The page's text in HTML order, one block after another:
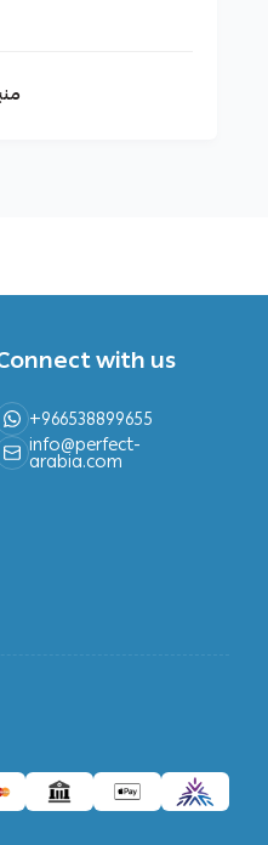
with us
+966538899655
info@perfect-
arabia.com